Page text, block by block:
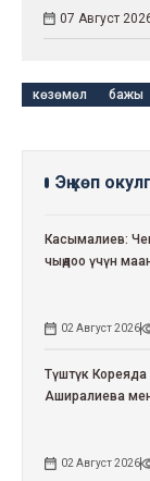
07 Август
көзөмөл бажы
Эң көп
Касымалиев:
чыңдоо үчүн
02 Август 2026
Түштүк
Аширалиева
02 Август 2026